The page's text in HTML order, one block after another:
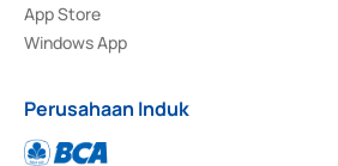
App Store
Windows App
Perusahaan Induk